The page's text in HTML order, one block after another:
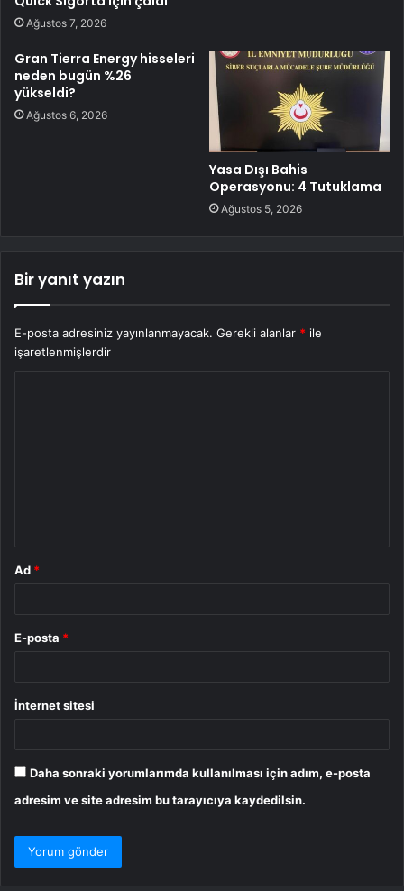
Ağustos 7, 2026
Gran Tierra Energy hisseleri
neden bugün %26
yükseldi?
Ağustos 6, 2026
Yasa Dışı Bahis
Operasyonu: 4 Tutuklama
Ağustos 5, 2026
Bir yanıt yazın
E-posta adresiniz yayınlanmayacak. Gerekli alanlar * ile
işaretlenmişlerdir
Ad *
E-posta *
İnternet sitesi
Daha sonraki yorumlarımda kullanılması için adım, e-posta
adresim ve site adresim bu tarayıcıya kaydedilsin.